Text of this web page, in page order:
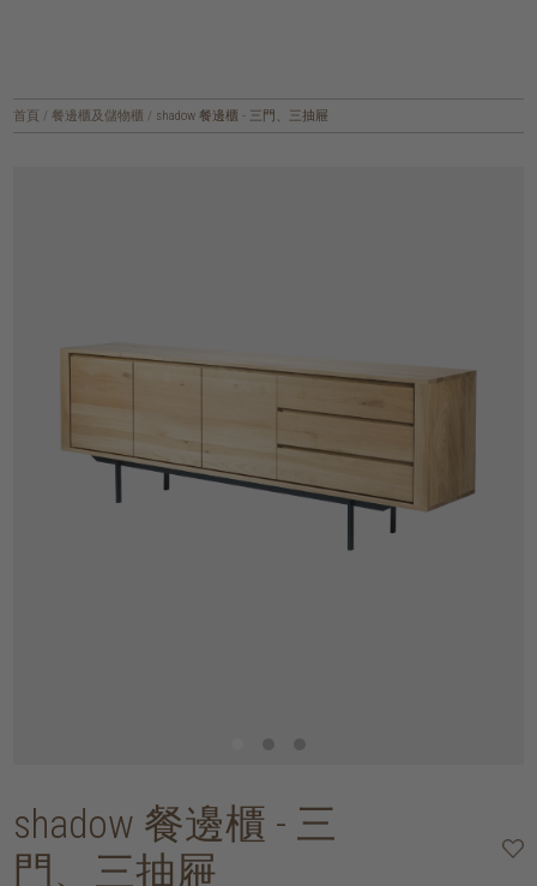
首頁 / 餐邊櫃及儲物櫃 / shadow 餐邊櫃 - 三門、三抽屜
shadow 餐邊櫃 - 三
門、三抽屜